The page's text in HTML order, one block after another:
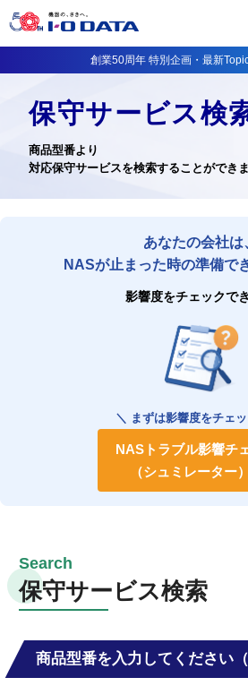
創業50周年 特別企画・最新
保守サービス検
商品型番より
対応保守サービスを検索することができま
あなたの会社は
NASが止まった時の準備で
影響度をチェックで
＼ まずは影響度をチェ
NASトラブル影響チ
（シュミレーター
保守サービス検索
商品型番を入力してください（